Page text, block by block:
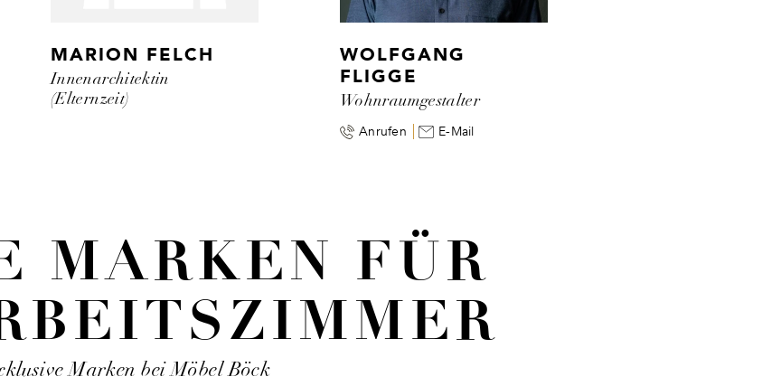
MARION FELCH
Innenarchitektin
(Elternzeit)
WOLFGANG
FLIGGE
Wohnraumgestalter
Anrufen E-Mail
MARKEN FÜR
Marken bei Möbel Böck